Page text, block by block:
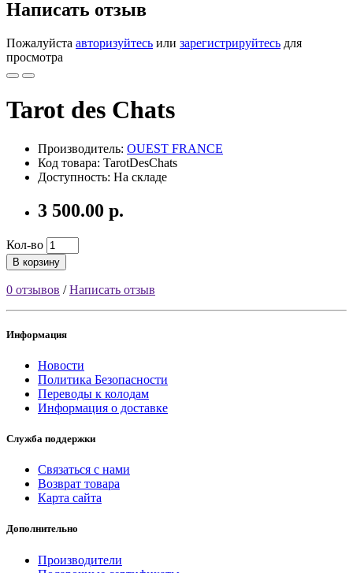
Написать отзыв
Пожалуйста авторизуйтесь или зарегистрируйтесь для
просмотра
Tarot des Chats
Производитель: OUEST FRANCE
Код товара: TarotDesСhats
Доступность: На складе
3 500.00 р.
Кол-во
В корзину
0 отзывов /Написать отзыв
Информация
Новости
Политика Безопасности
Переводы к колодам
Информация о доставке
Служба поддержки
Связаться с нами
Возврат товара
Карта сайта
Дополнительно
Производители